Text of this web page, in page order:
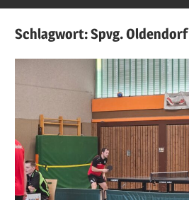
Schlagwort:Spvg. Oldendorf